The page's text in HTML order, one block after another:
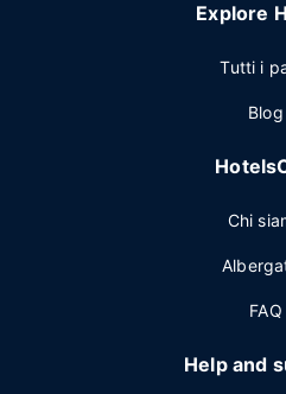
Explore
Tutti i
Blog
Chi
FAQ
Help and